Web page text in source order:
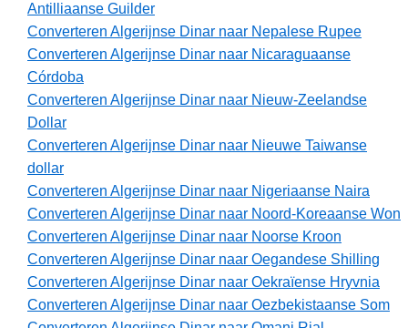
Antilliaanse Guilder
Converteren Algerijnse Dinar naar Nepalese Rupee
Converteren Algerijnse Dinar naar Nicaraguaanse
Córdoba
Converteren Algerijnse Dinar naar Nieuw-Zeelandse
Dollar
Converteren Algerijnse Dinar naar Nieuwe Taiwanse
dollar
Converteren Algerijnse Dinar naar Nigeriaanse Naira
Converteren Algerijnse Dinar naar Noord-Koreaanse Won
Converteren Algerijnse Dinar naar Noorse Kroon
Converteren Algerijnse Dinar naar Oegandese Shilling
Converteren Algerijnse Dinar naar Oekraïense Hryvnia
Converteren Algerijnse Dinar naar Oezbekistaanse Som